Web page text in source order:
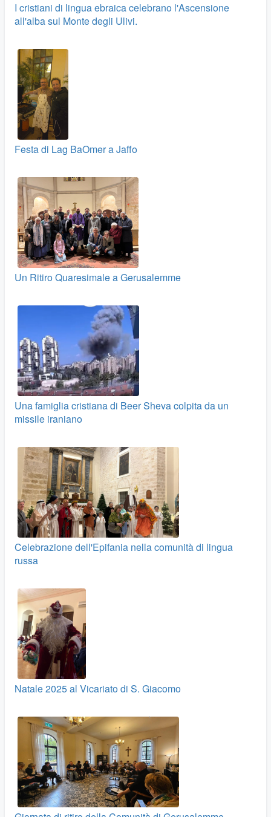
I cristiani di lingua ebraica celebrano l'Ascensione
all'alba sul Monte degli Ulivi.
Festa di Lag BaOmer a Jaffo
Un Ritiro Quaresimale a Gerusalemme
Una famiglia cristiana di Beer Sheva colpita da un
missile iraniano
Celebrazione dell'Epifania nella comunità di lingua
russa
Natale 2025 al Vicariato di S. Giacomo